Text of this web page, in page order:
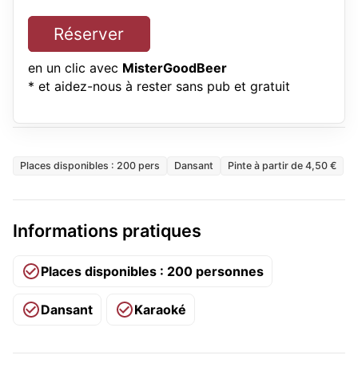
Réserver
en un clic avec MisterGoodBeer
* et aidez-nous à rester sans pub et gratuit
Places disponibles : 200 pers Dansant Pinte à partir de 4,50 €
Informations pratiques
Places disponibles : 200 personnes
Dansant Karaoké